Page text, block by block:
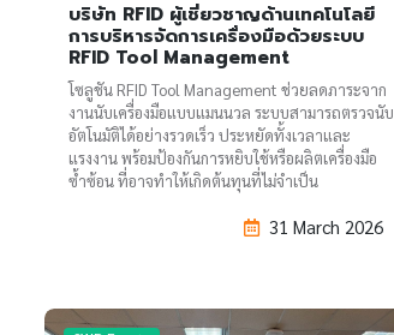
บริษัท RFID ผู้เชี่ยวชาญด้านเทคโนโลยี
การบริหารจัดการเครื่องมือด้วยระบบ
RFID Tool Management
โซลูชัน RFID Tool Management ช่วยลดภาระจาก
งานนับเครื่องมือแบบแมนนวล ระบบสามารถตรวจนับ
อัตโนมัติได้อย่างรวดเร็ว ประหยัดทั้งเวลาและ
แรงงาน พร้อมป้องกันการหยิบใช้หรือผลิตเครื่องมือ
ซ้ำซ้อน ที่อาจทำให้เกิดต้นทุนที่ไม่จำเป็น
31 March 2026